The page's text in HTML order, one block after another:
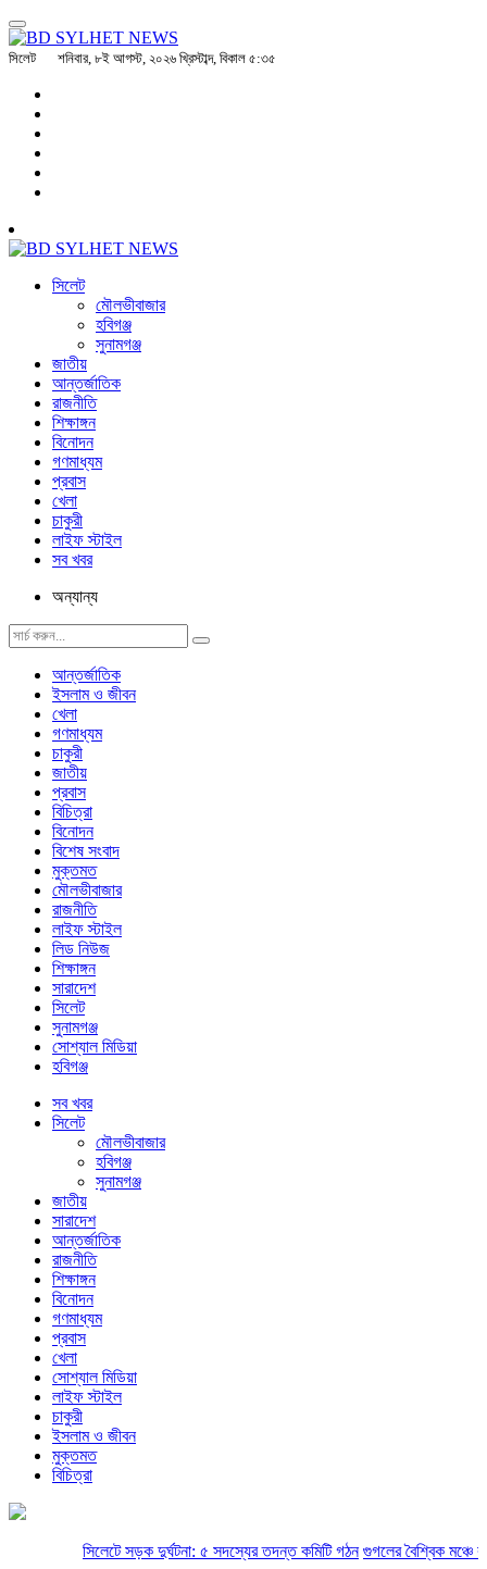
সিলেট শনিবার, ৮ই আগস্ট, ২০২৬ খ্রিস্টাব্দ, বিকাল ৫:৩৫
সিলেট
মৌলভীবাজার
হবিগঞ্জ
সুনামগঞ্জ
জাতীয়
আন্তর্জাতিক
রাজনীতি
শিক্ষাঙ্গন
বিনোদন
গণমাধ্যম
প্রবাস
খেলা
চাকুরী
লাইফ স্টাইল
সব খবর
অন্যান্য
আন্তর্জাতিক
ইসলাম ও জীবন
খেলা
গণমাধ্যম
চাকুরী
জাতীয়
প্রবাস
বিচিত্রা
বিনোদন
বিশেষ সংবাদ
মুক্তমত
মৌলভীবাজার
রাজনীতি
লাইফ স্টাইল
লিড নিউজ
শিক্ষাঙ্গন
সারাদেশ
সিলেট
সুনামগঞ্জ
সোশ্যাল মিডিয়া
হবিগঞ্জ
সব খবর
সিলেট
মৌলভীবাজার
হবিগঞ্জ
সুনামগঞ্জ
জাতীয়
সারাদেশ
আন্তর্জাতিক
রাজনীতি
শিক্ষাঙ্গন
বিনোদন
গণমাধ্যম
প্রবাস
খেলা
সোশ্যাল মিডিয়া
লাইফ স্টাইল
চাকুরী
ইসলাম ও জীবন
মুক্তমত
বিচিত্রা
সিলেটে সড়ক দুর্ঘটনা: ৫ সদস্যের তদন্ত কমিটি গঠন গুগলের বৈশ্বিক মঞ্চে